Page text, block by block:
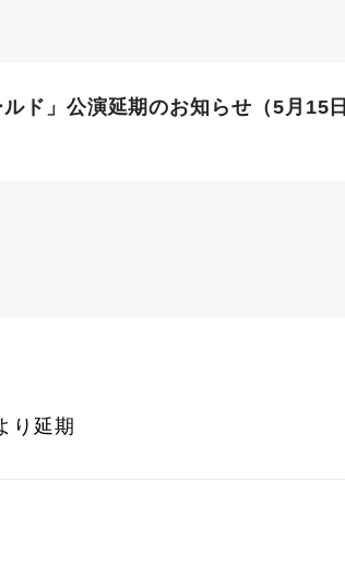
ド」公演延期のお知らせ（5月15日
り延期